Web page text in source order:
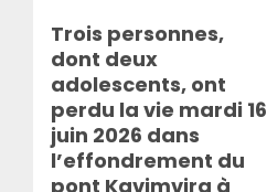
Trois personnes,
dont deux
adolescents, ont
perdu la vie mardi 16
juin 2026 dans
l’effondrement du
pont Kavimvira à